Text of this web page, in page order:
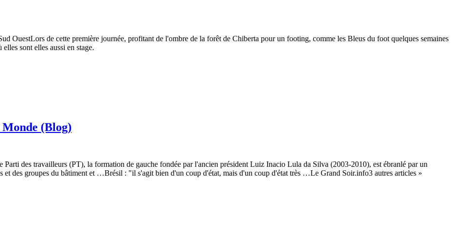
OuestLors de cette première journée, profitant de l'ombre de la forêt de Chiberta pour un footing, comme les Bleus du foot quelques semaines
sont elles aussi en stage.
(Blog)
des travailleurs (PT), la formation de gauche fondée par l'ancien président Luiz Inacio Lula da Silva (2003-2010), est ébranlé par un
et des groupes du bâtiment et …Brésil : "il s'agit bien d'un coup d'état, mais d'un coup d'état très …Le Grand Soir.info3 autres articles »